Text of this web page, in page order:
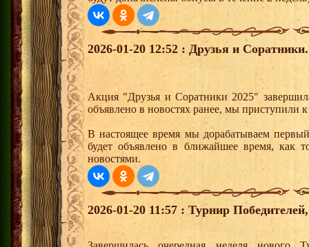
2026-01-20 12:52 : Друзья и Соратники.
Акция "Друзья и Соратники 2025"
объявлено в новостях ранее, мы приступили
В настоящее время мы дорабатываем
будет объявлено в ближайшее время, как
новостями.
2026-01-20 11:57 : Турнир